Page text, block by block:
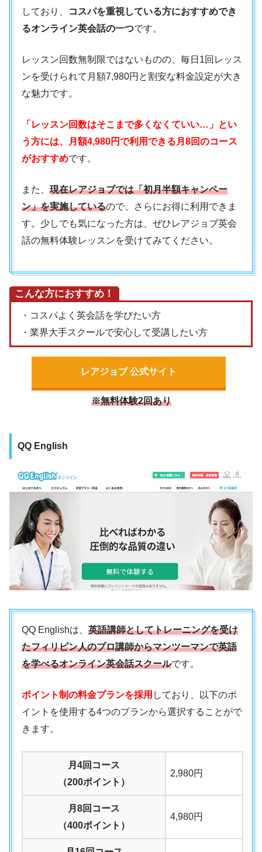
しており、
コスパを重視している方におすすめでき
るオンライン英会話の一つです。
レッスン回数無制限ではないものの、毎日1回レッス
ンを受けられて月額7,980円と割安な料金設定が大き
な魅力です。
「レッスン回数はそこまで多くなくていい…」とい
う方には、月額4,980円で利用できる月8回のコース
がおすすめです。
また、 現在レアジョブでは「初月半額キャンペー
ン」を実施しているので、さらにお得に利用できま
す。少しでも気になった方は、ぜひレアジョブ英会
話の無料体験レッスンを受けてみてください。
こんな方におすすめ！
・コスパよく英会話を学びたい方
・業界大手スクールで安心して受講したい方
レアジョブ 公式サイト
※無料体験2回あり
QQ English
QQ Englishは、 英語講師としてトレーニングを受け
たフィリピン人のプロ講師からマンツーマンで英語
を学べるオンライン英会話スクールです。
ポイント制の料金プランを採用 しており、以下のポ
イントを使用する4つのプランから選択することがで
きます。
月4回コース
（200ポイント）
2,980円
月8回コース
（400ポイント）
4,980円